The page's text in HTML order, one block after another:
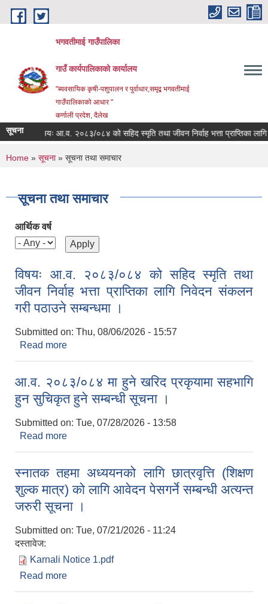
Skip to main content
भगवतीमाई गाउँपालिका
गाउँ कार्यपालिकाको कार्यालय
"ब्यवसायिक कृषी-पशुपालन र पुर्वाधार,समृद्ब भगवतीमाई
गाउँपालिकाको आधार "
कर्णाली प्रदेश, दैलेख
सूचनाविषयः आ.व. २०८३/०८४ को सहिद स्मृति तथा जीवन निर्वाह भत्ता प्राप्तिका लागि
You are here
Home » सूचना» सूचना तथा समाचार
सूचना तथा समाचार
आर्थिक वर्ष
विषयः आ.व. २०८३/०८४ को सहिद स्मृति तथा
जीवन निर्वाह भत्ता प्राप्तिका लागि निवेदन संकलन
गरी पठाउने सम्बन्धमा ।
Submitted on: Thu, 08/06/2026 - 15:57
Read more
आ.व. २०८३/०८४ मा हुने खरिद प्रकृयामा सहभागि
हुन सुचिकृत हुने सम्बन्धी सूचना ।
Submitted on: Tue, 07/28/2026 - 13:58
Read more
स्नातक तहमा अध्ययनको लागि छात्रवृत्ति (शिक्षण
शुल्क मात्र) को लागि आवेदन पेसगर्ने सम्बन्धी अत्यन्त
जरुरी सूचना ।
Submitted on: Tue, 07/21/2026 - 11:24
दस्तावेज:
Karnali Notice 1.pdf
Read more